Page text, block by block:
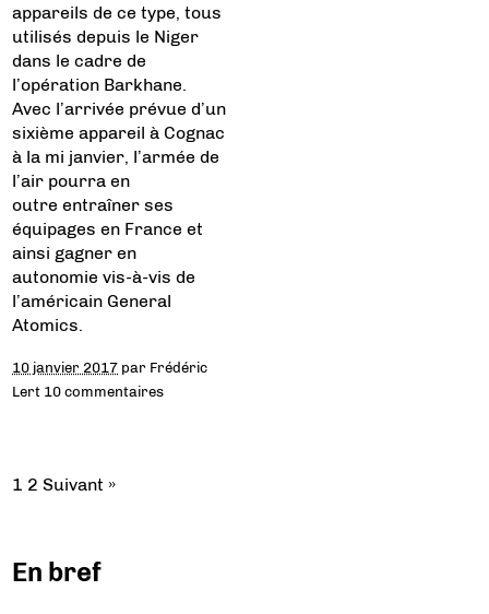
appareils de ce type, tous
utilisés depuis le Niger
dans le cadre de
l’opération Barkhane.
Avec l’arrivée prévue d’un
sixième appareil à Cognac
à la mi janvier, l’armée de
l’air pourra en
outre entraîner ses
équipages en France et
ainsi gagner en
autonomie vis-à-vis de
l’américain General
Atomics.
10 janvier 2017 par Frédéric
Lert 10 commentaires
1 2 Suivant »
En bref